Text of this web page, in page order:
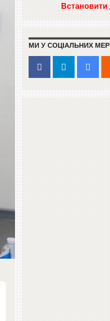
Встановити
МИ У СОЦІАЛЬНИХ